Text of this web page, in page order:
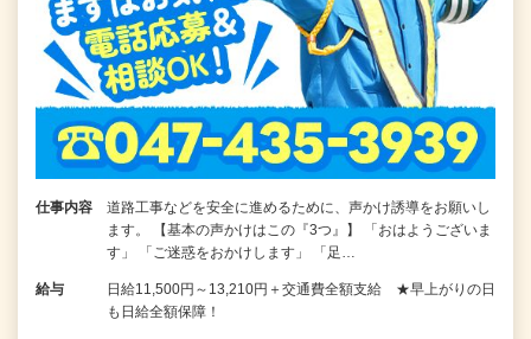
仕事内容
道路工事などを安全に進めるために、声かけ誘導をお願いし
ます。 【基本の声かけはこの『3つ』】 「おはようございま
す」 「ご迷惑をおかけします」 「足…
給与
日給11,500円～13,210円＋交通費全額支給 ★早上がりの日
も日給全額保障！